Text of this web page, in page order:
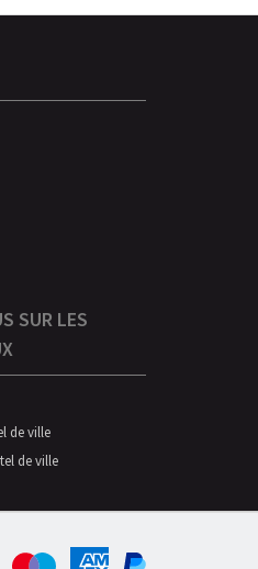
SUR LES
de ville
de ville